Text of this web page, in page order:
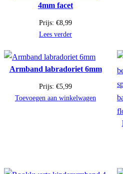
4mm facet
Prijs: €8,99
Lees verder
Armband labradoriet 6mm
Prijs: €5,99
Toevoegen aan winkelwagen